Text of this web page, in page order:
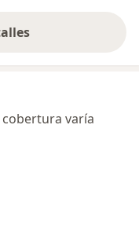
dirección
varía